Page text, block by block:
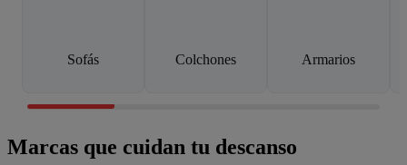
Sofás Colchones Armarios
Marcas que cuidan tu descanso